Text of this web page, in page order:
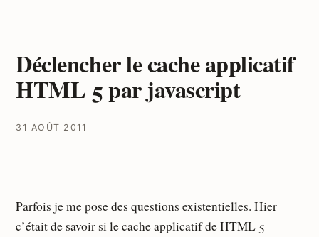
Déclencher le cache applicatif
HTML 5 par javascript
31 AOÛT 2011
Parfois je me pose des questions existentielles. Hier
c’était de savoir si le cache applicatif de HTML 5